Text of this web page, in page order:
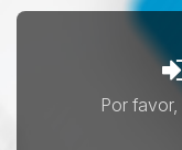
Por favor,